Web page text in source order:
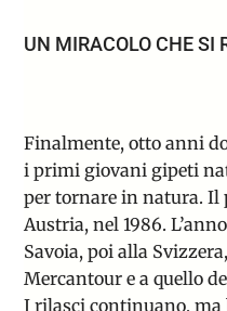
UN MIRACOLO CHE SI
Finalmente, otto anni
i primi giovani gipeti
per tornare in natura.
Austria, nel 1986.
Savoia, poi alla
Mercantour e a quello
I rilasci continuano, ma